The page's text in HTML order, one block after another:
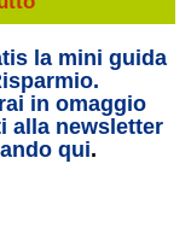
la mini guida
in omaggio
alla newsletter
qui.